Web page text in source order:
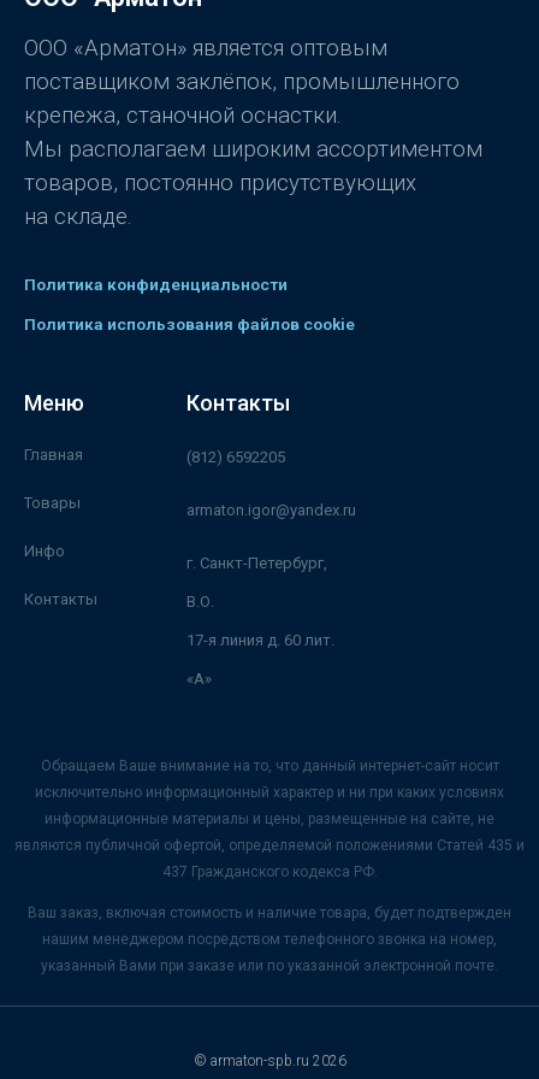
з
ООО «Арматон» является оптовым
поставщиком заклёпок, промышленного
крепежа, станочной оснастки.
Мы располагаем широким ассортиментом
товаров, постоянно присутствующих
на складе.
Политика конфиденциальности
Политика использования файлов cookie
Меню
Главная
Товары
Инфо
Контакты
Контакты
(812) 6592205
armaton.igor@yandex.ru
г. Санкт-Петербург,
В.О.
17-я линия д. 60 лит.
«А»
Обращаем Ваше внимание на то, что данный интернет-сайт носит
исключительно информационный характер и ни при каких условиях
информационные материалы и цены, размещенные на сайте, не
являются публичной офертой, определяемой положениями Статей 435 и
437 Гражданского кодекса РФ.
Ваш заказ, включая стоимость и наличие товара, будет подтвержден
нашим менеджером посредством телефонного звонка на номер,
указанный Вами при заказе или по указанной электронной почте.
© armaton-spb.ru 2026